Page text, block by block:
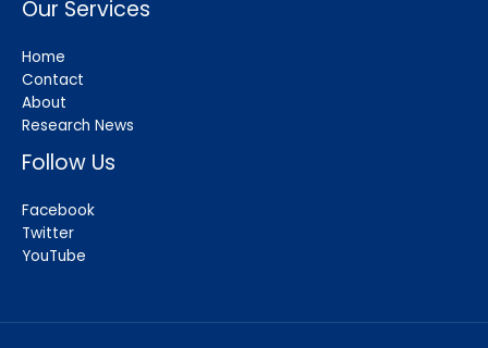
Our Services
Home
Contact
About
Research News
Follow Us
Facebook
Twitter
YouTube